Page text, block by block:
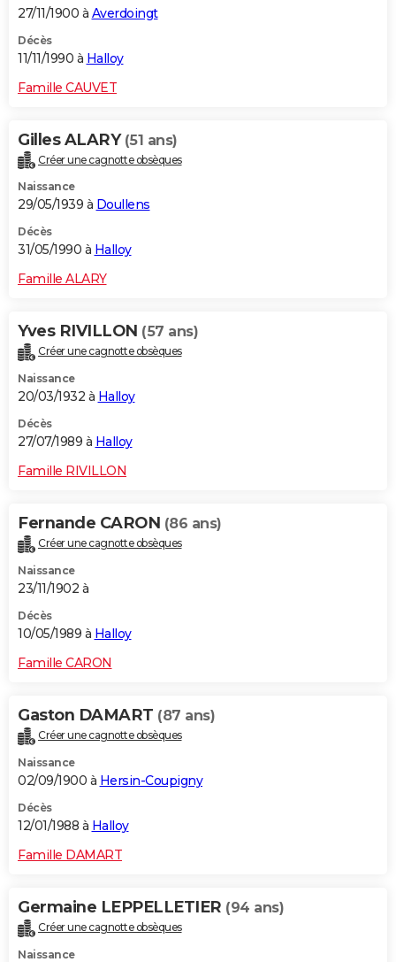
27/11/1900 à Averdoingt
Décès
11/11/1990 à Halloy
Famille CAUVET
Gilles ALARY (51 ans)
Créer une cagnotte obsèques
Naissance
29/05/1939 à Doullens
Décès
31/05/1990 à Halloy
Famille ALARY
Yves RIVILLON (57 ans)
Créer une cagnotte obsèques
Naissance
20/03/1932 à Halloy
Décès
27/07/1989 à Halloy
Famille RIVILLON
Fernande CARON (86 ans)
Créer une cagnotte obsèques
Naissance
23/11/1902 à
Décès
10/05/1989 à Halloy
Famille CARON
Gaston DAMART (87 ans)
Créer une cagnotte obsèques
Naissance
02/09/1900 à Hersin-Coupigny
Décès
12/01/1988 à Halloy
Famille DAMART
Germaine LEPPELLETIER (94 ans)
Créer une cagnotte obsèques
Naissance